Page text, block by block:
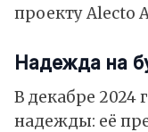
проекту Alecto
Надежда на
В декабре 2024
надежды: её